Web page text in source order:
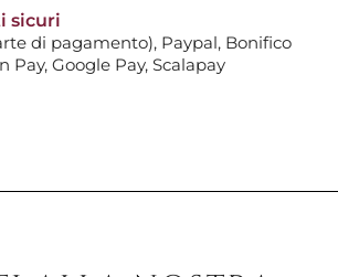
sicuri
di pagamento), Paypal, Bonifico
Pay, Google Pay, Scalapay